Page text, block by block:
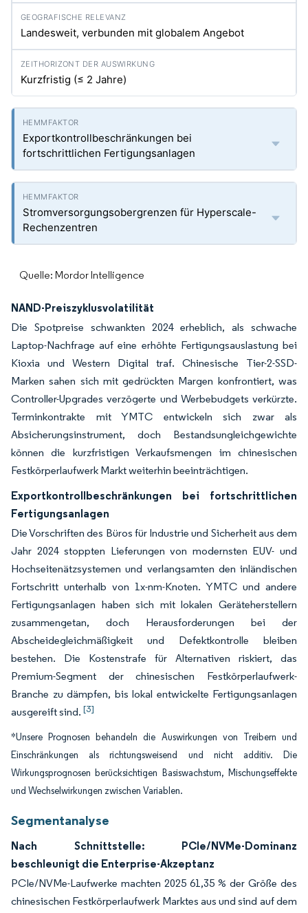
Landesweit, verbunden mit globalem Angebot
Kurzfristig (≤ 2 Jahre)
Exportkontrollbeschränkungen bei
fortschrittlichen Fertigungsanlagen
Stromversorgungsobergrenzen für Hyperscale-
Rechenzentren
Quelle: Mordor Intelligence
NAND-Preiszyklusvolatilität
Die Spotpreise schwankten 2024 erheblich, als schwache
Laptop-Nachfrage auf eine erhöhte Fertigungsauslastung bei
Kioxia und Western Digital traf. Chinesische Tier-2-SSD-
Marken sahen sich mit gedrückten Margen konfrontiert, was
Controller-Upgrades verzögerte und Werbebudgets verkürzte.
Terminkontrakte mit YMTC entwickeln sich zwar als
Absicherungsinstrument, doch Bestandsungleichgewichte
können die kurzfristigen Verkaufsmengen im chinesischen
Festkörperlaufwerk Markt weiterhin beeinträchtigen.
Exportkontrollbeschränkungen bei fortschrittlichen
Fertigungsanlagen
Die Vorschriften des Büros für Industrie und Sicherheit aus dem
Jahr 2024 stoppten Lieferungen von modernsten EUV- und
Hochseitenätzsystemen und verlangsamten den inländischen
Fortschritt unterhalb von 1x-nm-Knoten. YMTC und andere
Fertigungsanlagen haben sich mit lokalen Geräteherstellern
zusammengetan, doch Herausforderungen bei der
Abscheidegleichmäßigkeit und Defektkontrolle bleiben
bestehen. Die Kostenstrafe für Alternativen riskiert, das
Premium-Segment der chinesischen Festkörperlaufwerk-
Branche zu dämpfen, bis lokal entwickelte Fertigungsanlagen
ausgereift sind. [3]
*Unsere Prognosen behandeln die Auswirkungen von Treibern und
Einschränkungen als richtungsweisend und nicht additiv. Die
Wirkungsprognosen berücksichtigen Basiswachstum, Mischungseffekte
und Wechselwirkungen zwischen Variablen.
Segmentanalyse
Nach Schnittstelle: PCIe/NVMe-Dominanz
beschleunigt die Enterprise-Akzeptanz
PCIe/NVMe-Laufwerke machten 2025 61,35 % der Größe des
chinesischen Festkörperlaufwerk Marktes aus und sind auf dem